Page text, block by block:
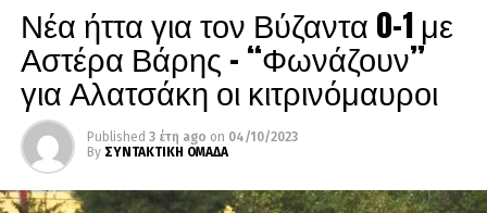
Νέα ήττα για τον Βύζαντα 0-1 με
Αστέρα Βάρης – “Φωνάζουν”
για Αλατσάκη οι κιτρινόμαυροι
Published 3 έτη ago on 04/10/2023
By ΣΥΝΤΑΚΤΙΚΗ ΟΜΑΔΑ